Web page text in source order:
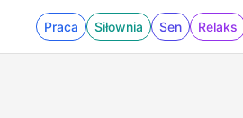
Praca Siłownia Sen Relaks